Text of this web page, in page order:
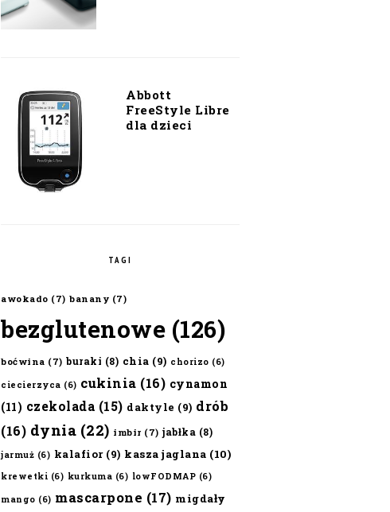
Abbott
FreeStyle Libre
dla dzieci
TAGI
awokado (7) banany (7)
bezglutenowe (126)
boćwina (7) buraki (8) chia (9) chorizo (6)
ciecierzyca (6) cukinia (16) cynamon
(11) czekolada (15) daktyle (9) drób
(16) dynia (22) imbir (7) jabłka (8)
jarmuż (6) kalafior(9) kasza jaglana (10)
krewetki (6) kurkuma (6) lowFODMAP (6)
mango (6) mascarpone (17) migdały